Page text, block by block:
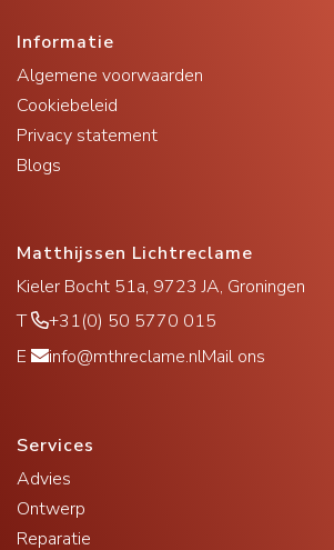
Informatie
Algemene voorwaarden
Cookiebeleid
Privacy statement
Blogs
Matthijssen Lichtreclame
Kieler Bocht 51a, 9723 JA, Groningen
T
+31(0) 50 5770 015
E
info@mthreclame.nlMail ons
Services
Advies
Ontwerp
Reparatie